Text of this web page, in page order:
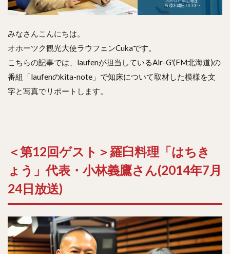
みなさんこんにちは。
オホーツク観光大使ラウフェンCukaです。
こちらの記事では、laufenが担当しているAir-G'(FM北海道)の
番組「laufenのkita-note」で知床について取材した模様を文
字と写真でリポートします。
＜第12回ゲスト＞羅臼料理「はちき
ょう」代表・小林義鷹さん(2014年7月
24日放送)